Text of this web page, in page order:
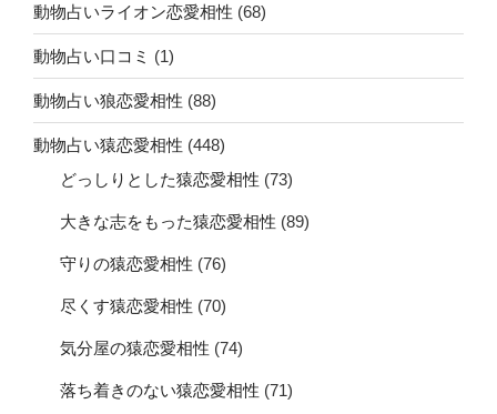
動物占いライオン恋愛相性 (68)
動物占い口コミ (1)
動物占い狼恋愛相性 (88)
動物占い猿恋愛相性 (448)
どっしりとした猿恋愛相性 (73)
大きな志をもった猿恋愛相性 (89)
守りの猿恋愛相性 (76)
尽くす猿恋愛相性 (70)
気分屋の猿恋愛相性 (74)
落ち着きのない猿恋愛相性 (71)